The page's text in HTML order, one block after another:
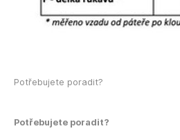
Potřebujete poradit?
Potřebujete poradit?